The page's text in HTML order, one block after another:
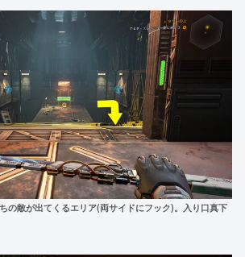
の敵が出てくるエリア(両サイドにフック)。入り口真下